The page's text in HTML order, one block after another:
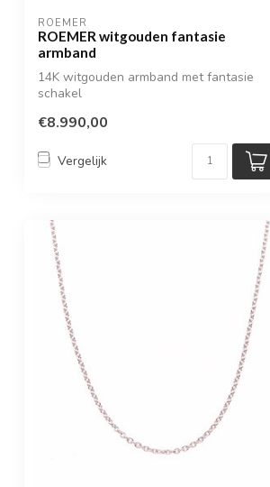
ROEMER
ROEMER witgouden fantasie
armband
14K witgouden armband met fantasie
schakel
€8.990,00
Vergelijk